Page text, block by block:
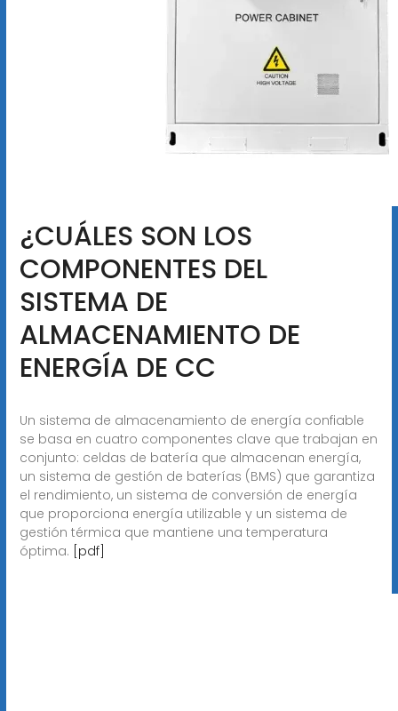
¿CUÁLES SON LOS
COMPONENTES DEL
SISTEMA DE
ALMACENAMIENTO DE
ENERGÍA DE CC
Un sistema de almacenamiento de energía confiable
se basa en cuatro componentes clave que trabajan en
conjunto: celdas de batería que almacenan energía,
un sistema de gestión de baterías (BMS) que garantiza
el rendimiento, un sistema de conversión de energía
que proporciona energía utilizable y un sistema de
gestión térmica que mantiene una temperatura
óptima. [pdf]